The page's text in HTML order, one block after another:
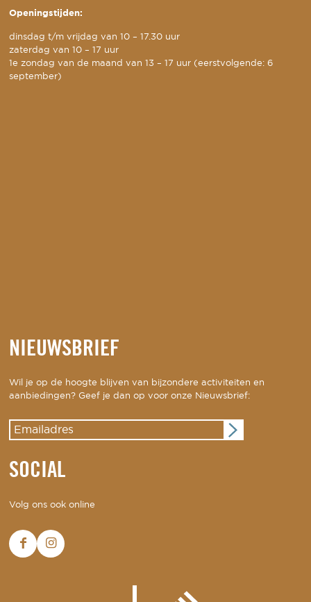
Openingstijden:
dinsdag t/m vrijdag van 10 – 17.30 uur
zaterdag van 10 – 17 uur
1e zondag van de maand van 13 – 17 uur (eerstvolgende: 6
september)
NIEUWSBRIEF
Wil je op de hoogte blijven van bijzondere activiteiten en
aanbiedingen? Geef je dan op voor onze Nieuwsbrief:
SOCIAL
Volg ons ook online